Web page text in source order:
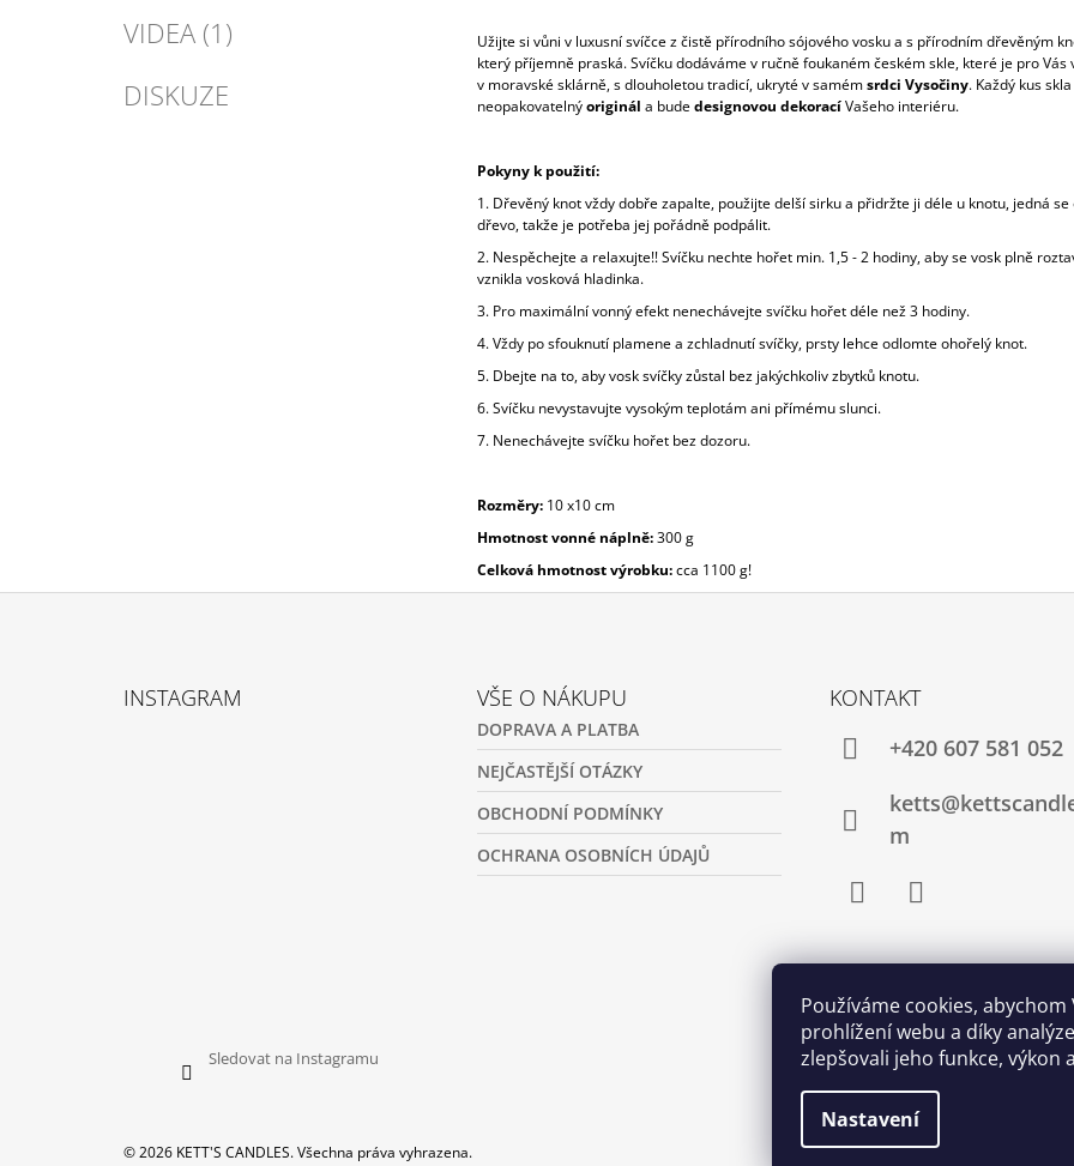
Používáme cookies,
prohlížení webu a díky
zlepšovali jeho funkce, výkon
Nastavení
VIDEA (1)
DISKUZE
Užijte si vůni v luxusní svíčce z čistě přírodního sójového vosku a s přírodním dřevěným
který příjemně praská. Svíčku dodáváme v ručně foukaném českém skle, které je pro Vás
v moravské sklárně, s dlouholetou tradicí, ukryté v samémsrdci Vysočiny. Každý kus
neopakovatelnýoriginál a budedesignovou dekoracíVašeho interiéru.
Pokyny k použití:
1. Dřevěný knot vždy dobře zapalte, použijte delší sirku a přidržte ji déle u knotu, jedná se
dřevo, takže je potřeba jej pořádně podpálit.
2. Nespěchejte a relaxujte!! Svíčku nechte hořet min. 1,5 - 2 hodiny, aby se vosk plně
vznikla vosková hladinka.
3. Pro maximální vonný efekt nenechávejte svíčku hořet déle než 3 hodiny.
4. Vždy po sfouknutí plamene a zchladnutí svíčky, prsty lehce odlomte ohořelý knot.
5. Dbejte na to, aby vosk svíčky zůstal bez jakýchkoliv zbytků knotu.
6. Svíčku nevystavujte vysokým teplotám ani přímému slunci.
7. Nenechávejte svíčku hořet bez dozoru.
Rozměry:10 x10 cm
Hmotnost vonné náplně:300 g
Celková hmotnost výrobku:cca 1100 g!
INSTAGRAM
Sledovat na Instagramu
VŠE O NÁKUPU
DOPRAVA A PLATBA
NEJČASTĚJŠÍ OTÁZKY
OBCHODNÍ PODMÍNKY
OCHRANA OSOBNÍCH ÚDAJŮ
KONTAKT
+420 607 581 052
m
© 2026 KETT'S CANDLES. Všechna práva vyhrazena.